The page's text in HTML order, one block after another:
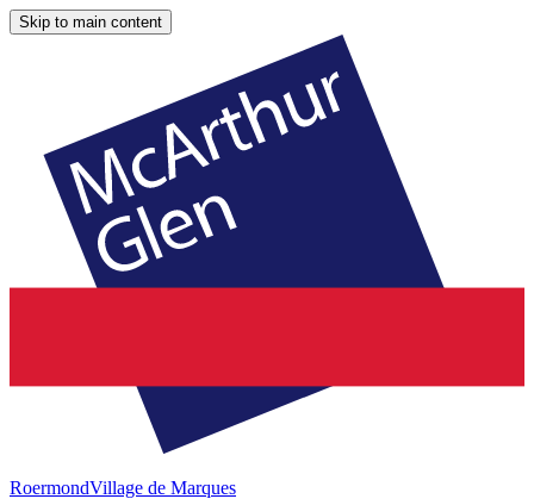
Skip to main content
RoermondVillage de Marques